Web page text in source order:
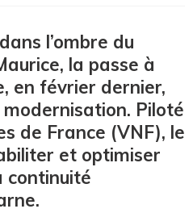
l’ombre du
la passe à
en février dernier,
Piloté
de France (VNF), le
et optimiser
continuité